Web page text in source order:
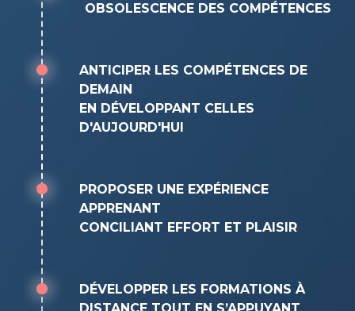
OBSOLESCENCE DES COMPÉTENCES
ANTICIPER LES COMPÉTENCES DE
DEMAIN
EN DÉVELOPPANT CELLES
D'AUJOURD'HUI
PROPOSER UNE EXPÉRIENCE
APPRENANT
CONCILIANT EFFORT ET PLAISIR
DÉVELOPPER LES FORMATIONS À